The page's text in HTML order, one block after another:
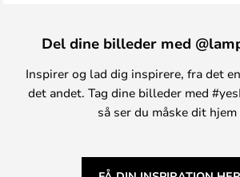
Del dine billeder med
Inspirer og lad dig inspirere, fra det
det andet. Tag dine billeder med
så ser du måske dit hjem